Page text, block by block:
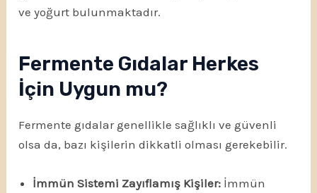
ve yoğurt bulunmaktadır.
Fermente Gıdalar Herkes
İçin Uygun mu?
Fermente gıdalar genellikle sağlıklı ve güvenli
olsa da, bazı kişilerin dikkatli olması gerekebilir.
İmmün Sistemi Zayıflamış Kişiler: İmmün